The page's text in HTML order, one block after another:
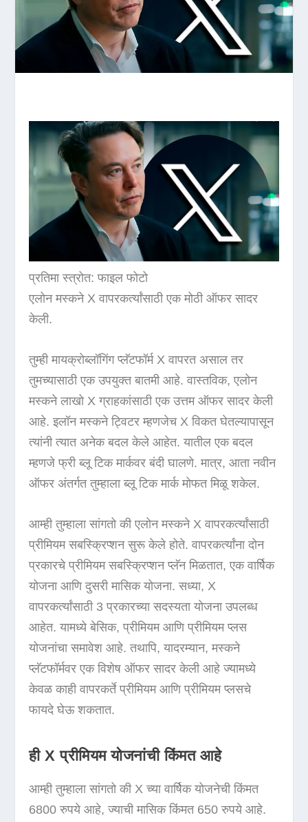
प्रतिमा स्त्रोत: फाइल फोटो
एलोन मस्कने X वापरकर्त्यांसाठी एक मोठी ऑफर सादर
केली.
तुम्ही मायक्रोब्लॉगिंग प्लॅटफॉर्म X वापरत असाल तर
तुमच्यासाठी एक उपयुक्त बातमी आहे. वास्तविक, एलोन
मस्कने लाखो X ग्राहकांसाठी एक उत्तम ऑफर सादर केली
आहे. इलॉन मस्कने ट्विटर म्हणजेच X विकत घेतल्यापासून
त्यांनी त्यात अनेक बदल केले आहेत. यातील एक बदल
म्हणजे फ्री ब्लू टिक मार्कवर बंदी घालणे. मात्र, आता नवीन
ऑफर अंतर्गत तुम्हाला ब्लू टिक मार्क मोफत मिळू शकेल.
आम्ही तुम्हाला सांगतो की एलोन मस्कने X वापरकर्त्यांसाठी
प्रीमियम सबस्क्रिप्शन सुरू केले होते. वापरकर्त्यांना दोन
प्रकारचे प्रीमियम सबस्क्रिप्शन प्लॅन मिळतात, एक वार्षिक
योजना आणि दुसरी मासिक योजना. सध्या, X
वापरकर्त्यांसाठी 3 प्रकारच्या सदस्यता योजना उपलब्ध
आहेत. यामध्ये बेसिक, प्रीमियम आणि प्रीमियम प्लस
योजनांचा समावेश आहे. तथापि, यादरम्यान, मस्कने
प्लॅटफॉर्मवर एक विशेष ऑफर सादर केली आहे ज्यामध्ये
केवळ काही वापरकर्ते प्रीमियम आणि प्रीमियम प्लसचे
फायदे घेऊ शकतात.
ही X प्रीमियम योजनांची किंमत आहे
आम्ही तुम्हाला सांगतो की X च्या वार्षिक योजनेची किंमत
6800 रुपये आहे, ज्याची मासिक किंमत 650 रुपये आहे.